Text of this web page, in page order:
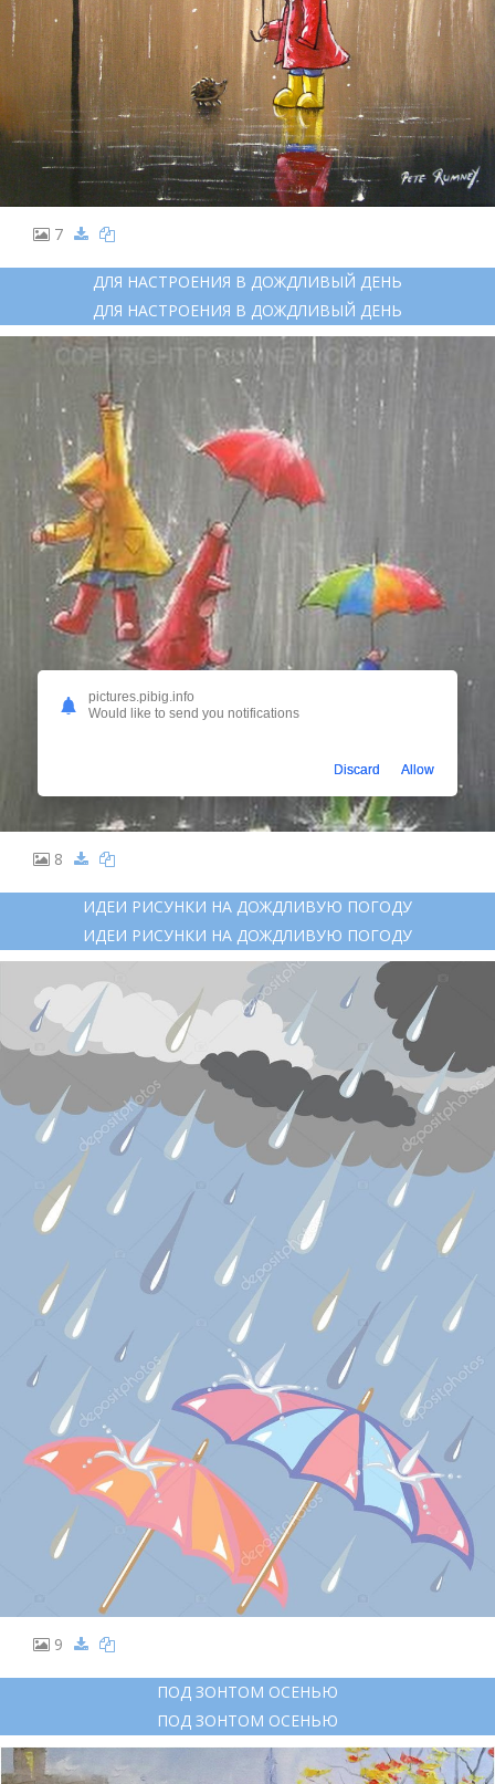
7
ДЛЯ НАСТРОЕНИЯ В ДОЖДЛИВЫЙ ДЕНЬ
ДЛЯ НАСТРОЕНИЯ В ДОЖДЛИВЫЙ ДЕНЬ
8
ИДЕИ РИСУНКИ НА ДОЖДЛИВУЮ ПОГОДУ
ИДЕИ РИСУНКИ НА ДОЖДЛИВУЮ ПОГОДУ
9
ПОД ЗОНТОМ ОСЕНЬЮ
ПОД ЗОНТОМ ОСЕНЬЮ
pictures.pibig.info
Would like to send you notifications
Discard Allow